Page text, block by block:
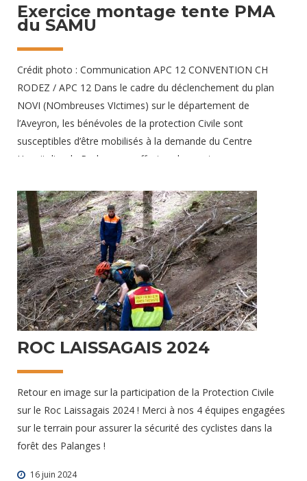
Exercice montage tente PMA
du SAMU
Crédit photo : Communication APC 12 CONVENTION CH
RODEZ / APC 12 Dans le cadre du déclenchement du plan
NOVI (NOmbreuses VIctimes) sur le département de
l’Aveyron, les bénévoles de la protection Civile sont
susceptibles d’être mobilisés à la demande du Centre
Hospitalier de Rodez pour effectuer le montage en urgence
Véritable hôpital reconstitué sur les lieux d’une catastrophe,
ce PMA permet d’accueillir les victimes et de prodiguer des
soins médicaux avant leur orientation vers une structure
adaptée. Récemment, une équipe de cinq bénévoles de la
Protection Civile ont
19 juin 2024
ROC LAISSAGAIS 2024
Retour en image sur la participation de la Protection Civile
sur le Roc Laissagais 2024 ! Merci à nos 4 équipes engagées
sur le terrain pour assurer la sécurité des cyclistes dans la
forêt des Palanges !
16 juin 2024